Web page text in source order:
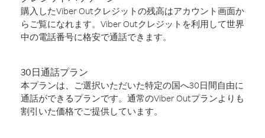
購入したViber Outクレジットの残高はアカウント画面か
らご覧になれます。Viber Outクレジットを利用して世界
中の電話番号に格安で通話できます。
30日通話プラン
本プランは、ご選択いただいた特定の国へ30日間自由に
通話ができるプランです。通常のViber Outプランよりも
割引いた価格でご提供しています。